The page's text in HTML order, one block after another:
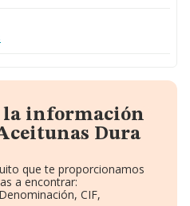
la información
Dura
que te proporcionamos
a encontrar:
CIF,